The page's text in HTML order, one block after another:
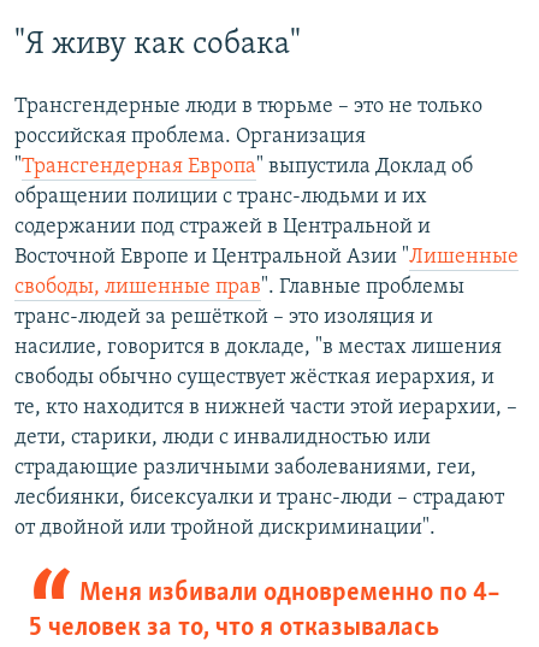
"Я живу как собака"
Трансгендерные люди в тюрьме – это не только
российская проблема. Организация
"Трансгендерная Европа" выпустила Доклад об
обращении полиции с транс-людьми и их
содержании под стражей в Центральной и
Восточной Европе и Центральной Азии "Лишенные
свободы, лишенные прав". Главные проблемы
транс-людей за решёткой – это изоляция и
насилие, говорится в докладе, "в местах лишения
свободы обычно существует жёсткая иерархия, и
те, кто находится в нижней части этой иерархии, –
дети, старики, люди с инвалидностью или
страдающие различными заболеваниями, геи,
лесбиянки, бисексуалки и транс-люди – страдают
от двойной или тройной дискриминации".
Меня избивали одновременно по 4–
5 человек за то, что я отказывалась